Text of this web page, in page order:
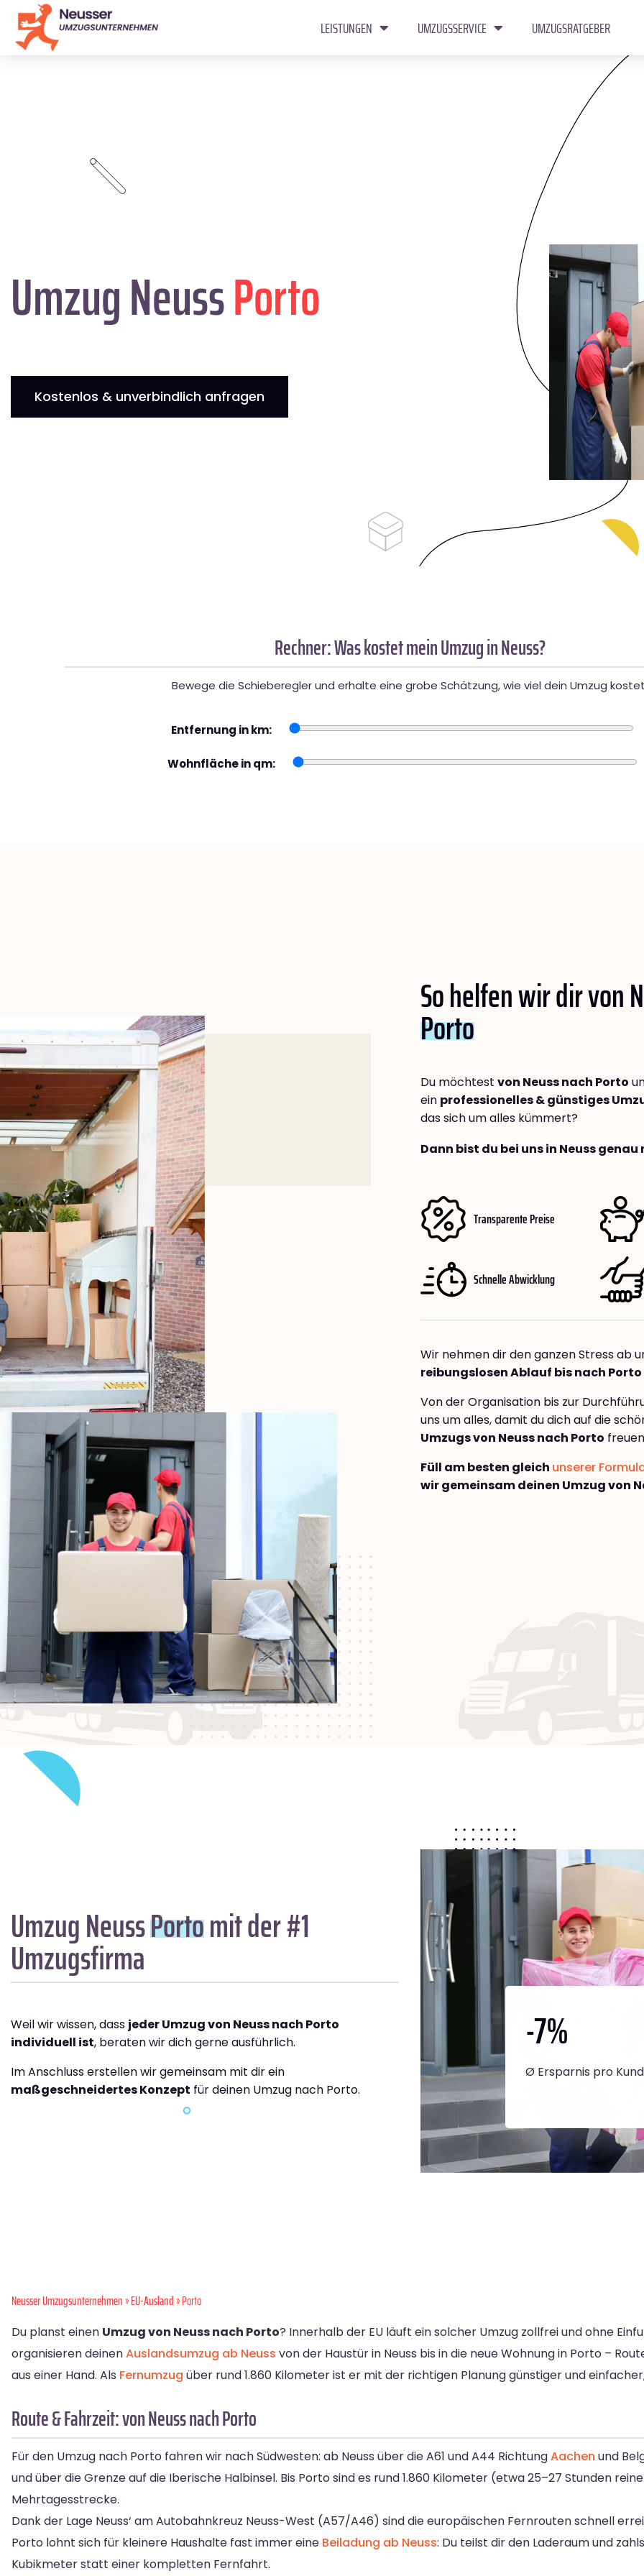
LEISTUNGEN UMZUGSSERVICE UMZUGSRATGEBER
Umzug NeussPorto
Kostenlos & unverbindlich anfragen
Rechner: Was kostet mein Umzug in Neuss?
Bewege die Schieberegler und erhalte eine grobe Schätzung, wie viel dein Umzug
Entfernung in km:
Wohnfläche in qm:
So helfen wir dir von
Porto
Du möchtest von Neuss nach Porto
ein professionelles & günstiges
das sich um alles kümmert?
Dann bist du bei uns in Neuss
Transparente Preise
Schnelle Abwicklung
Wir nehmen dir den ganzen Stress ab
reibungslosen Ablauf bis nach Porto
Von der Organisation bis zur
uns um alles, damit du dich auf die
Umzugs von Neuss nach Porto
Füll am besten gleich unserer
wir gemeinsam deinen Umzug von
Umzug NeussPortomit der #1
Umzugsfirma
Weil wir wissen, dass jeder Umzug von Neuss nach Porto
individuell ist, beraten wir dich gerne ausführlich.
Im Anschluss erstellen wir gemeinsam mit dir ein
maßgeschneidertes Konzept für deinen Umzug nach Porto.
-7%
Ø Ersparnis pro
Neusser Umzugsunternehmen»EU-Ausland» Porto
Du planst einen Umzug von Neuss nach Porto? Innerhalb der EU läuft ein solcher Umzug zollfrei und ohne
organisieren deinenAuslandsumzug ab Neuss von der Haustür in Neuss bis in die neue Wohnung in Porto –
aus einer Hand. Als Fernumzug über rund 1.860 Kilometer ist er mit der richtigen Planung günstiger und
Route & Fahrzeit: von Neuss nach Porto
Für den Umzug nach Porto fahren wir nach Südwesten: ab Neuss über die A61 und A44 RichtungAachen und
und über die Grenze auf die Iberische Halbinsel. Bis Porto sind es rund 1.860 Kilometer (etwa 25–27 Stunden
Mehrtagesstrecke.
Dank der Lage Neuss‘ am Autobahnkreuz Neuss-West (A57/A46) sind die europäischen Fernrouten schnell
Porto lohnt sich für kleinere Haushalte fast immer eine Beiladung ab Neuss: Du teilst dir den Laderaum und
Kubikmeter statt einer kompletten Fernfahrt.